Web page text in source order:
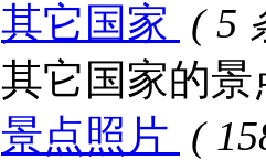
其它国家 ( 5
其它国家的
景点照片 (